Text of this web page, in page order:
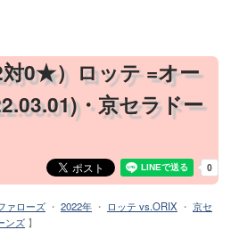
0★）ロッテ =オー
・京セラドー
ァローズ ・ 2022年 ・ ロッテ vs.ORIX ・ 京セ
ンズ 】